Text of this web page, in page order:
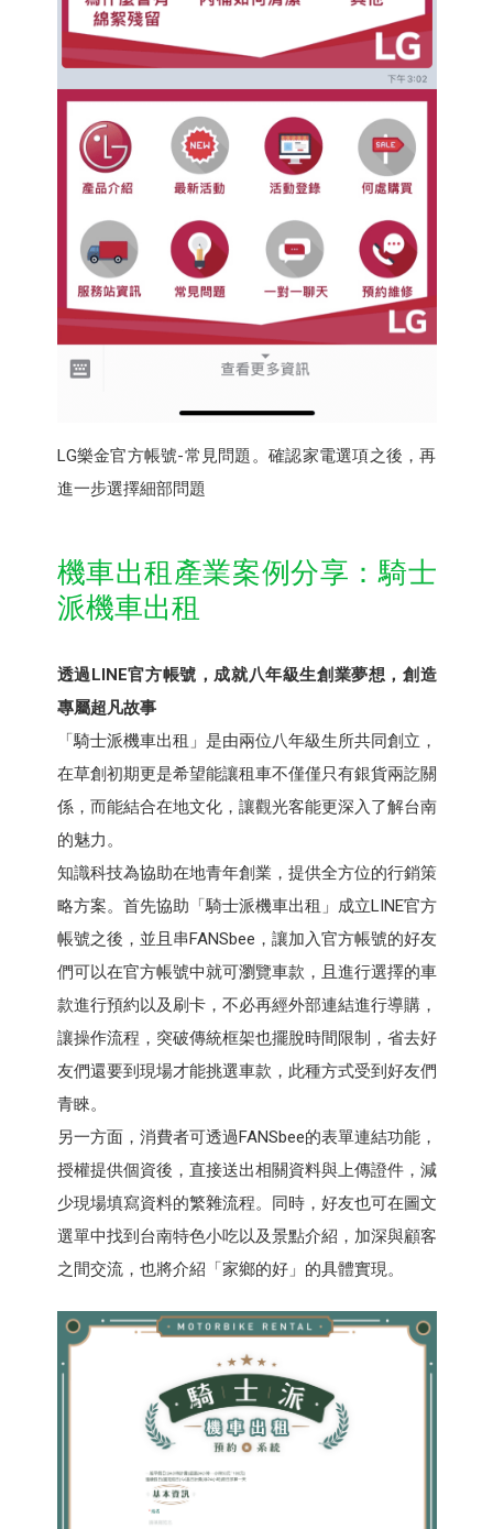
LG樂金官方帳號-常見問題。確認家電選項之後，再
進一步選擇細部問題
機車出租產業案例分享：騎士
派機車出租
透過LINE官方帳號，成就八年級生創業夢想，創造
專屬超凡故事
「騎士派機車出租」是由兩位八年級生所共同創立，
在草創初期更是希望能讓租車不僅僅只有銀貨兩訖關
係，而能結合在地文化，讓觀光客能更深入了解台南
的魅力。
知識科技為協助在地青年創業，提供全方位的行銷策
略方案。首先協助「騎士派機車出租」成立LINE官方
帳號之後，並且串FANSbee，讓加入官方帳號的好友
們可以在官方帳號中就可瀏覽車款，且進行選擇的車
款進行預約以及刷卡，不必再經外部連結進行導購，
讓操作流程，突破傳統框架也擺脫時間限制，省去好
友們還要到現場才能挑選車款，此種方式受到好友們
青睞。
另一方面，消費者可透過FANSbee的表單連結功能，
授權提供個資後，直接送出相關資料與上傳證件，減
少現場填寫資料的繁雜流程。同時，好友也可在圖文
選單中找到台南特色小吃以及景點介紹，加深與顧客
之間交流，也將介紹「家鄉的好」的具體實現。